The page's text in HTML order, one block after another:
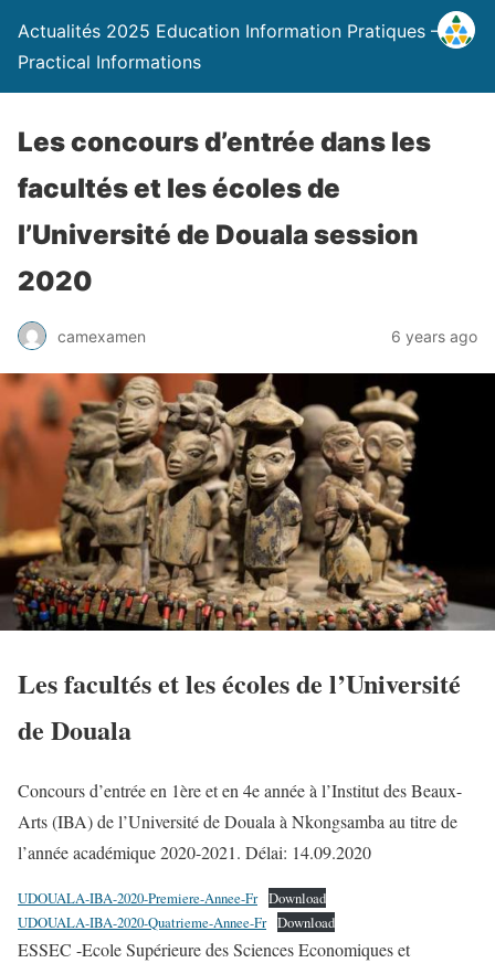
Actualités 2025 Education Information Pratiques –
Practical Informations
Les concours d’entrée dans les
facultés et les écoles de
l’Université de Douala session
2020
camexamen 6 years ago
Les facultés et les écoles de l’Université
de Douala
Concours d’entrée en 1ère et en 4e année à l’Institut des Beaux-
Arts (IBA) de l’Université de Douala à Nkongsamba au titre de
l’année académique 2020-2021. Délai: 14.09.2020
UDOUALA-IBA-2020-Premiere-Annee-Fr Download
UDOUALA-IBA-2020-Quatrieme-Annee-Fr Download
ESSEC -Ecole Supérieure des Sciences Economiques et